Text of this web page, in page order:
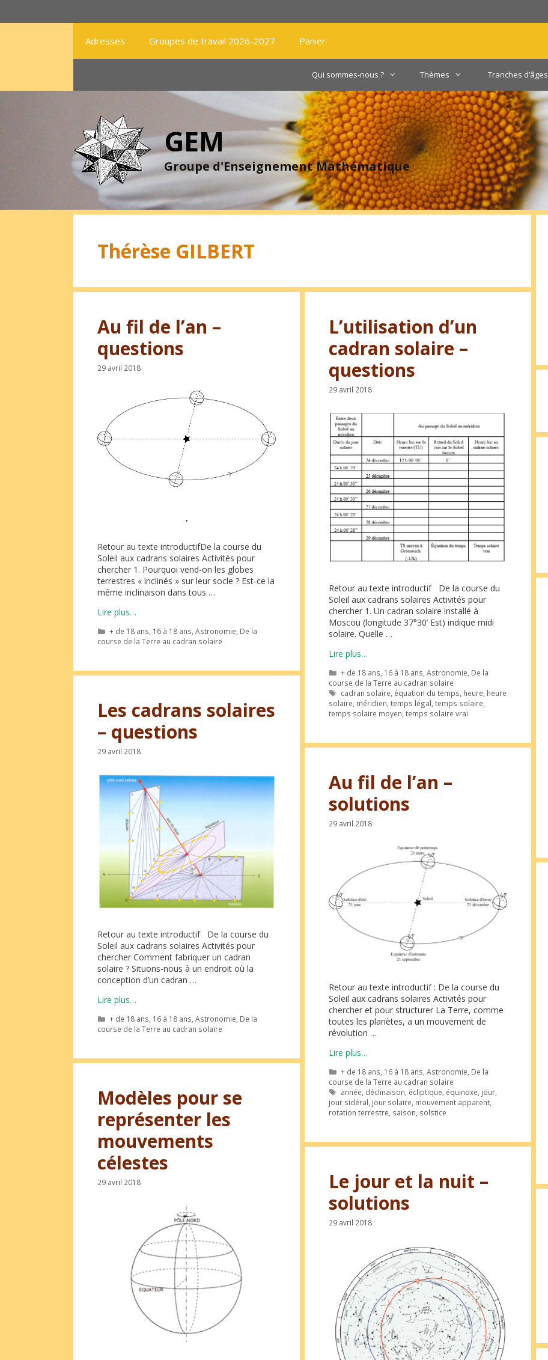
Adresses Groupes de travail 2026-2027 Panier
Qui sommes-nous ? Thèmes Tranches d’âges
GEM
Groupe d'Enseignement Mathématique
Thérèse GILBERT
Au fil de l’an –
questions
29 avril 2018
Retour au texte introductifDe la course du
Soleil aux cadrans solaires Activités pour
chercher 1. Pourquoi vend-on les globes
terrestres « inclinés » sur leur socle ? Est-ce la
même inclinaison dans tous …
Lire plus…
Catégories
+ de 18 ans 16 à 18 ans ,Astronomie De la
course de la Terre au cadran solaire
L’utilisation d’un
cadran solaire –
questions
29 avril 2018
Retour au texte introductif De la course du
Soleil aux cadrans solaires Activités pour
chercher 1. Un cadran solaire installé à
Moscou (longitude 37°30’ Est) indique midi
solaire. Quelle …
Lire plus…
Catégories
+ de 18 ans 16 à 18 ans ,Astronomie De la
course de la Terre au cadran solaire
Étiquettes
cadran solaire équation du temps heure heure
solaire méridien temps légal temps solaire
temps solaire moyen temps solaire vrai
Les cadrans solaires
– questions
29 avril 2018
Retour au texte introductif De la course du
Soleil aux cadrans solaires Activités pour
chercher Comment fabriquer un cadran
solaire ? Situons-nous à un endroit où la
conception d’un cadran …
Lire plus…
Catégories
+ de 18 ans 16 à 18 ans ,Astronomie De la
course de la Terre au cadran solaire
Au fil de l’an –
solutions
29 avril 2018
Retour au texte introductif : De la course du
Soleil aux cadrans solaires Activités pour
chercher et pour structurer La Terre, comme
toutes les planètes, a un mouvement de
révolution …
Lire plus…
Catégories
+ de 18 ans 16 à 18 ans ,Astronomie De la
course de la Terre au cadran solaire
Étiquettes
année déclinaison écliptique équinoxe jour
jour sidéral jour solaire mouvement apparent
rotation terrestre saison solstice
Modèles pour se
représenter les
mouvements
célestes
29 avril 2018
Le jour et la nuit –
solutions
29 avril 2018